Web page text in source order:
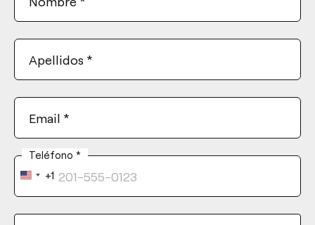
Apellidos *
Email *
Teléfono *
United
States
+1